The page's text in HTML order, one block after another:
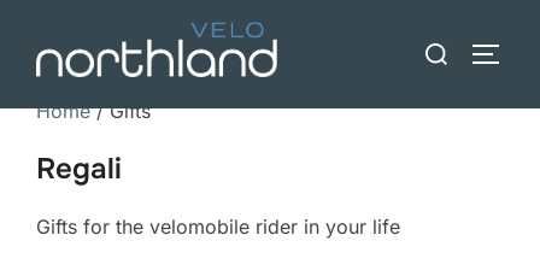
contenuto
Ricerca
Home/ Gifts
Regali
Gifts for the velomobile rider in your life